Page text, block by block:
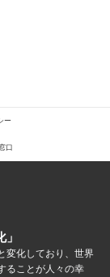
ー
口
変化しており、世界
ることが人々の幸